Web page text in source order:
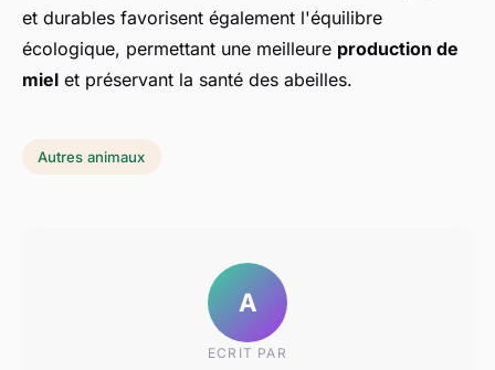
et durables favorisent également l'équilibre
écologique, permettant une meilleure production de
miel et préservant la santé des abeilles.
Autres animaux
A
ECRIT PAR